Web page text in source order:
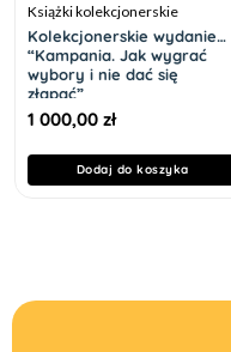
Książki kolekcjonerskie
Kolekcjonerskie wydanie
“Kampania. Jak wygrać
wybory i nie dać się
złapać”
1 000,00 zł
Dodaj do koszyka